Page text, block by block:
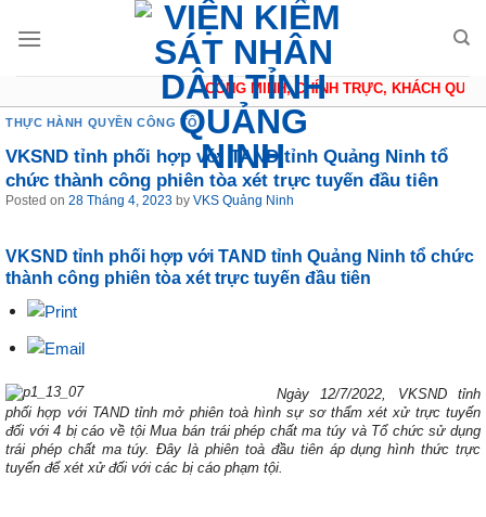
CÔNG MINH, CHÍNH TRỰC, KHÁCH QUAN,
THỰC HÀNH QUYỀN CÔNG TỐ
VKSND tỉnh phối hợp với TAND tỉnh Quảng Ninh tổ
chức thành công phiên tòa xét trực tuyến đầu tiên
Posted on 28 Tháng 4, 2023 by VKS Quảng Ninh
VKSND tỉnh phối hợp với TAND tỉnh Quảng Ninh tổ chức
thành công phiên tòa xét trực tuyến đầu tiên
Ngày 12/7/2022, VKSND tỉnh
phối hợp với TAND tỉnh mở phiên toà hình sự sơ thẩm xét xử trực tuyến
đối với 4 bị cáo về tội Mua bán trái phép chất ma túy và Tổ chức sử dụng
trái phép chất ma túy. Đây là phiên toà đầu tiên áp dụng hình thức trực
tuyến để xét xử đối với các bị cáo phạm tội.